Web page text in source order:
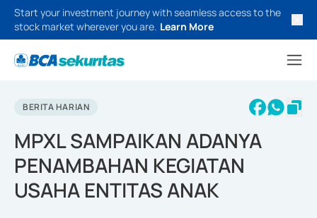
Start your investment journey with seamless access to the
stock market wherever you are. Learn More
BERITA HARIAN
MPXL SAMPAIKAN ADANYA
PENAMBAHAN KEGIATAN
USAHA ENTITAS ANAK